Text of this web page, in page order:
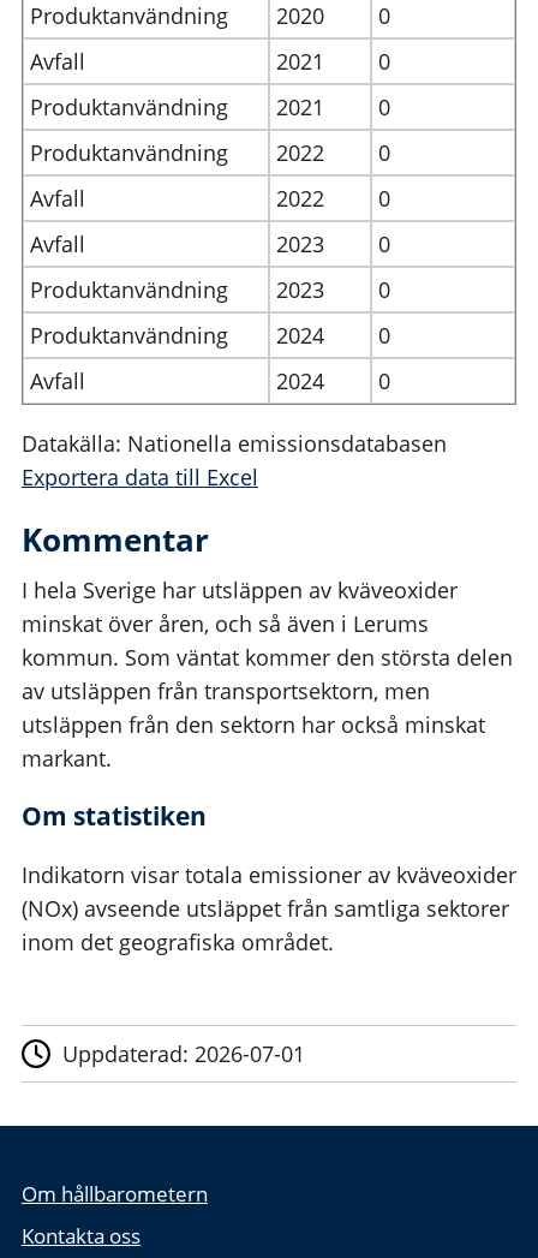
Produktanvändning
2020
0
Avfall
2021
0
Produktanvändning
2021
0
Produktanvändning
2022
0
Avfall
2022
0
Avfall
2023
0
Produktanvändning
2023
0
Produktanvändning
2024
0
Avfall
2024 0
Datakälla: Nationella emissionsdatabasen
Exportera data till Excel
Kommentar
I hela Sverige har utsläppen av kväveoxider
minskat över åren, och så även i Lerums
kommun. Som väntat kommer den största delen
av utsläppen från transportsektorn, men
utsläppen från den sektorn har också minskat
markant.
Om statistiken
Indikatorn visar totala emissioner av kväveoxider
(NOx) avseende utsläppet från samtliga sektorer
inom det geografiska området.
Uppdaterad: 2026-07-01
Om hållbarometern
Kontakta oss